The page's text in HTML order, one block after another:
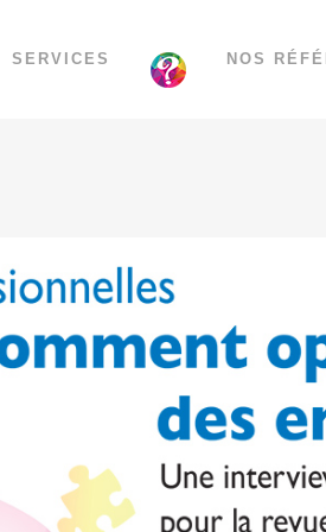
SERVICES NOS